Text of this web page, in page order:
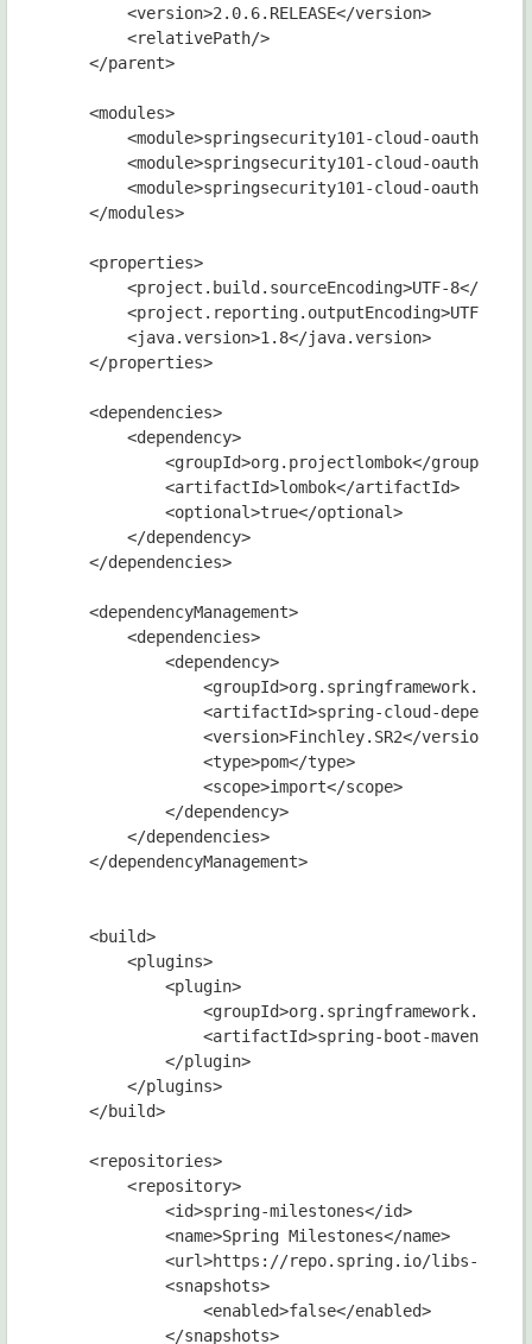
        <version>2.0.6.RELEASE</version>
        <relativePath/>
    </parent>
    <modules>
<module>springsecurity101-cloud-oauth2-
<module>springsecurity101-cloud-oauth2-
<module>springsecurity101-cloud-oauth2-
    </modules>
    <properties>
<project.build.sourceEncoding>UTF-8</
<project.reporting.outputEncoding>UTF-8</
        <java.version>1.8</java.version>
    </properties>
    <dependencies>
        <dependency>
            <groupId>org.projectlombok</groupId>
            <artifactId>lombok</artifactId>
            <optional>true</optional>
        </dependency>
    </dependencies>
    <dependencyManagement>
        <dependencies>
            <dependency>
<artifactId>spring-cloud-
                <version>Finchley.SR2</version>
                <type>pom</type>
                <scope>import</scope>
            </dependency>
        </dependencies>
    </dependencyManagement>
    <build>
        <plugins>
            <plugin>
<artifactId>spring-boot-maven-
            </plugin>
        </plugins>
    </build>
    <repositories>
        <repository>
            <id>spring-milestones</id>
            <name>Spring Milestones</name>
<url>https://repo.spring.io/libs-
            <snapshots>
                <enabled>false</enabled>
            </snapshots>